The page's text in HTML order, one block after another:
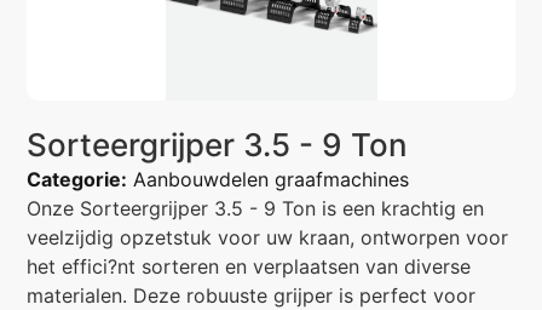
Sorteergrijper 3.5 - 9 Ton
Categorie: Aanbouwdelen graafmachines
Onze Sorteergrijper 3.5 - 9 Ton is een krachtig en
veelzijdig opzetstuk voor uw kraan, ontworpen voor
het effici?nt sorteren en verplaatsen van diverse
materialen. Deze robuuste grijper is perfect voor